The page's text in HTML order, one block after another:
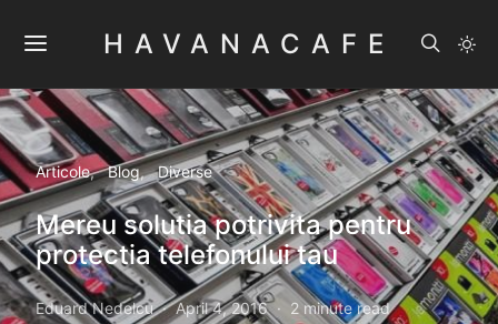
HAVANACAFE
Articole Blog Diverse
Mereu solutia potrivita pentru
protectia telefonului tau
Eduard Nedelcu April 4, 2016 2 minute read